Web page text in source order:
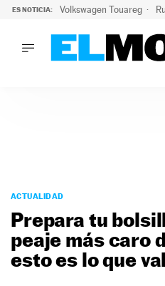
ES NOTICIA: Volkswagen Touareg
PODCAST
MOTOS
TECNOLOGÍA
SUPERCOCHES
ACTUALIDAD
Prepara tu
peaje más caro
esto es lo que